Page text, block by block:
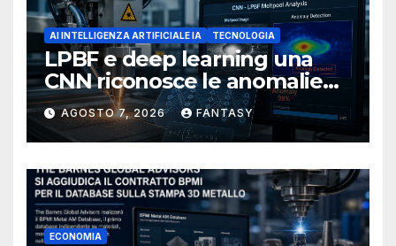
AI INTELLIGENZA ARTIFICIALE IA TECNOLOGIA
LPBF e deep learning una
CNN riconosce le anomalie
del bagno di fusione
AGOSTO 7, 2026 FANTASY
ECONOMIA